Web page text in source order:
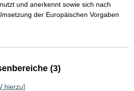
und anerkennt sowie sich nach
der Europäischen Vorgaben
(3)
hierzu]